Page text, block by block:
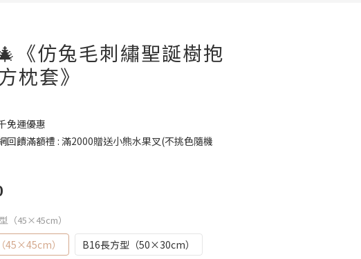
《仿兔毛刺繡聖誕樹抱
枕套》
免運優惠
回饋滿額禮 : 滿2000贈送小熊水果叉(不挑色隨機
（45×45cm）
45×45cm）
B16長方型（50×30cm）